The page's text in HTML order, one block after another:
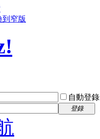
到窄版
自動登錄
登錄